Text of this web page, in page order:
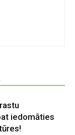
iedomāties